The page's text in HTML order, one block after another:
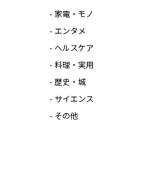
- 家電・モノ
- エンタメ
- ヘルスケア
- 料理・実用
- 歴史・城
- サイエンス
- その他